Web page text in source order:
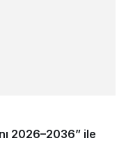
2026–2036” ile